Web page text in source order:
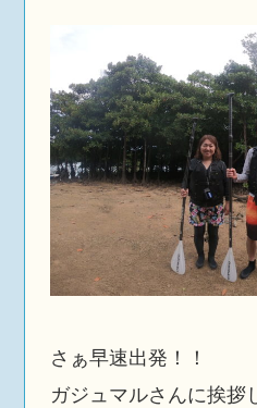
さぁ早速出発！！
ガジュマルさんに挨拶